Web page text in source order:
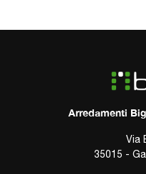
Arredamenti
Via
35015 -